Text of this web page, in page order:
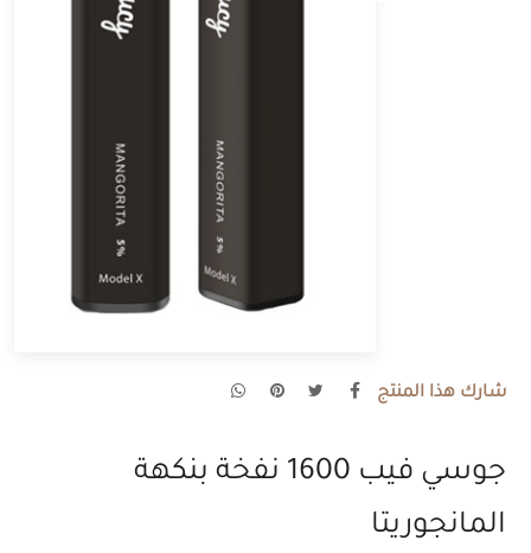
شارك هذا المنتج
جوسي فيب 1600 نفخة بنكهة
المانجوريتا